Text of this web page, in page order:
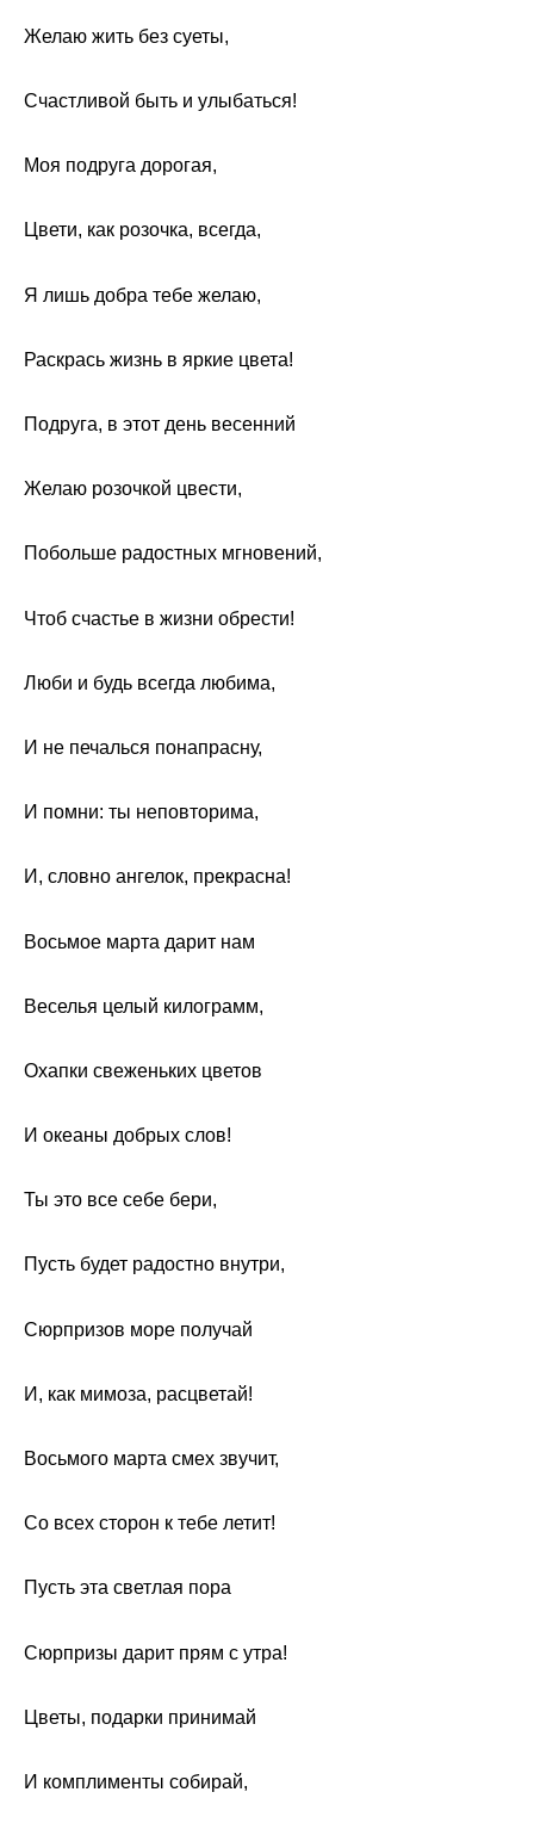
Желаю жить без суеты,
Счастливой быть и улыбаться!
Моя подруга дорогая,
Цвети, как розочка, всегда,
Я лишь добра тебе желаю,
Раскрась жизнь в яркие цвета!
Подруга, в этот день весенний
Желаю розочкой цвести,
Побольше радостных мгновений,
Чтоб счастье в жизни обрести!
Люби и будь всегда любима,
И не печалься понапрасну,
И помни: ты неповторима,
И, словно ангелок, прекрасна!
Восьмое марта дарит нам
Веселья целый килограмм,
Охапки свеженьких цветов
И океаны добрых слов!
Ты это все себе бери,
Пусть будет радостно внутри,
Сюрпризов море получай
И, как мимоза, расцветай!
Восьмого марта смех звучит,
Со всех сторон к тебе летит!
Пусть эта светлая пора
Сюрпризы дарит прям с утра!
Цветы, подарки принимай
И комплименты собирай,